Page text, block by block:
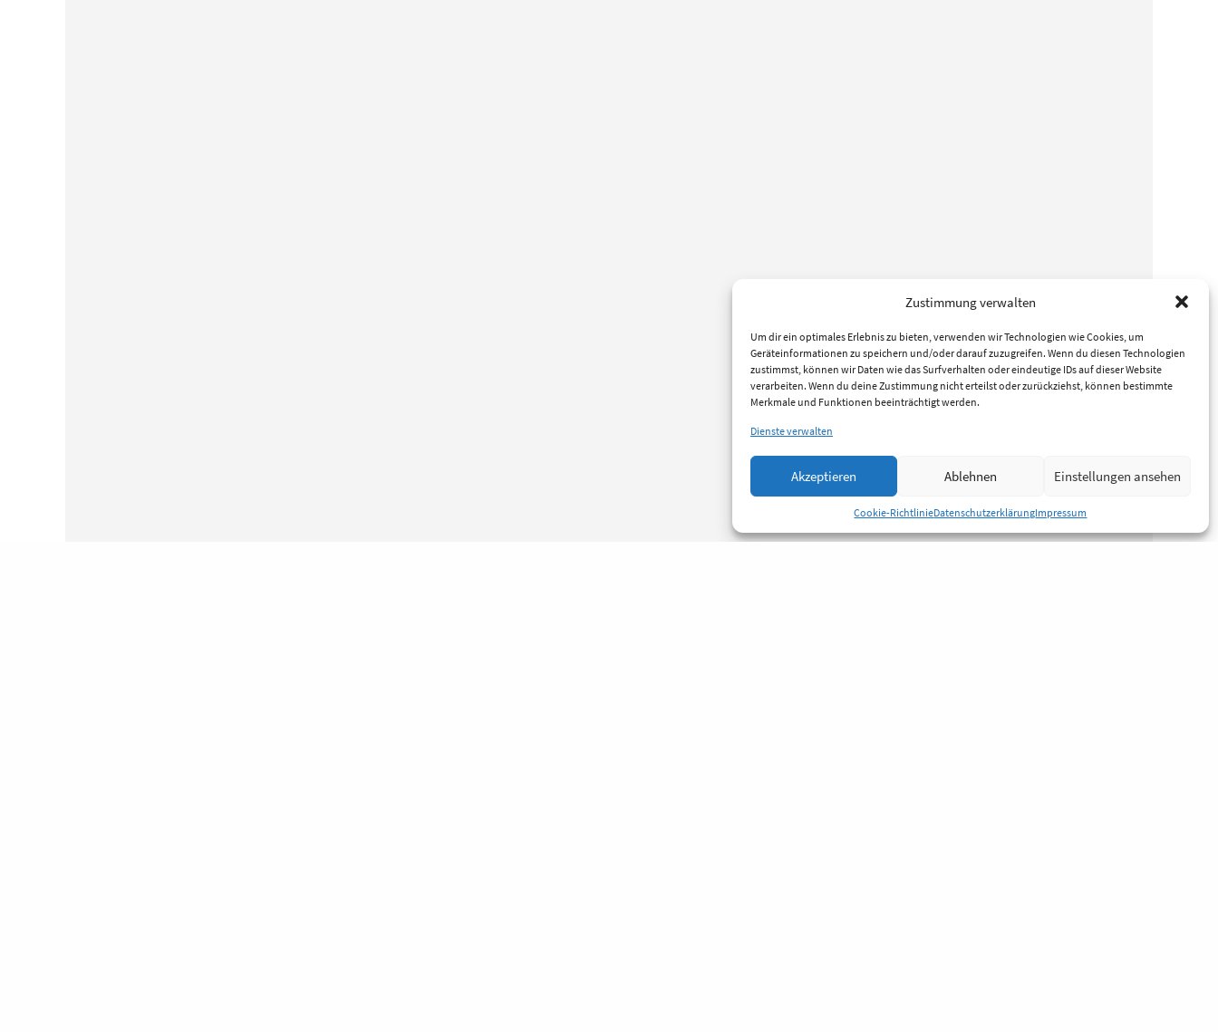
Zustimmung verwalten
Um dir ein optimales Erlebnis zu bieten, verwenden wir Technologien wie Cookies, um
Geräteinformationen zu speichern und/oder darauf zuzugreifen. Wenn du diesen Technologien
zustimmst, können wir Daten wie das Surfverhalten oder eindeutige IDs auf dieser Website
verarbeiten. Wenn du deine Zustimmung nicht erteilst oder zurückziehst, können bestimmte
Merkmale und Funktionen beeinträchtigt werden.
Dienste verwalten
Akzeptieren Ablehnen Einstellungen ansehen
Cookie-RichtlinieDatenschutzerklärungImpressum